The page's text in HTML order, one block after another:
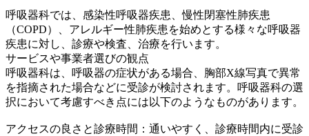
呼吸器科では、感染性呼吸器疾患、慢性閉塞性肺疾患
（COPD）、アレルギー性肺疾患を始めとする様々な呼吸器
疾患に対し、診療や検査、治療を行います。
サービスや事業者選びの観点
呼吸器科は、呼吸器の症状がある場合、胸部X線写真で異常
を指摘された場合などに受診が検討されます。呼吸器科の選
択において考慮すべき点には以下のようなものがあります。
アクセスの良さと診療時間：通いやすく、診療時間内に受診